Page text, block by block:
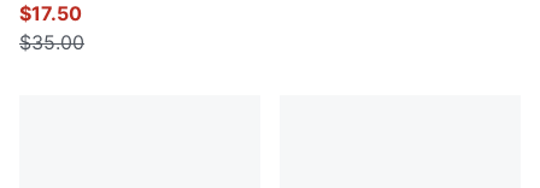
$17.50
$35.00